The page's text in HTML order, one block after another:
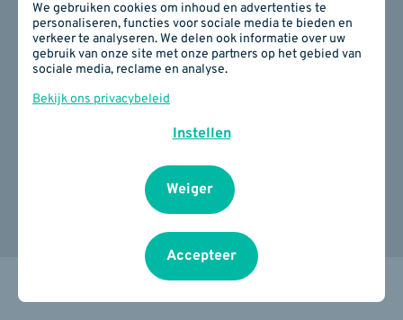
Zijdelingsestraat 28 - 3300 Tienen
016 78 17 40
E-mail:info(at)wgcvierkappes.be
instellingen
We gebruiken cookies om inhoud en advertenties te
personaliseren, functies voor sociale media te bieden en
verkeer te analyseren. We delen ook informatie over uw
gebruik van onze site met onze partners op het gebied van
sociale media, reclame en analyse.
Bekijk ons privacybeleid
Instellen
Weiger
Accepteer